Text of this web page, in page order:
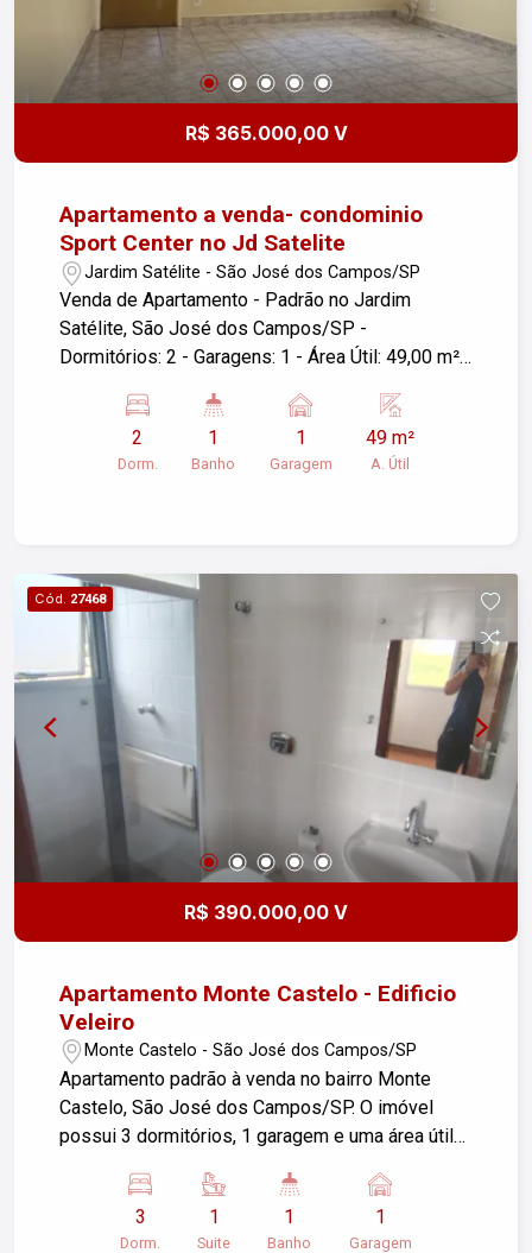
R$ 365.000,00 V
Apartamento a venda- condominio
Sport Center no Jd Satelite
Jardim Satélite - São José dos Campos/SP
Venda de Apartamento - Padrão no Jardim
Satélite, São José dos Campos/SP -
Dormitórios: 2 - Garagens: 1 - Área Útil: 49,00 m²
em uma localização privilegiada. O apartamento
conta com dois dormitórios, ideal para pequenas
famílias ou investidores. Com uma vaga de
2
Dorm.
1
Banho
1
Garagem
49 m²
A. Útil
Cód. 27468
R$ 390.000,00 V
Apartamento Monte Castelo - Edificio
Veleiro
Monte Castelo - São José dos Campos/SP
Apartamento padrão à venda no bairro Monte
Castelo, São José dos Campos/SP. O imóvel
possui 3 dormitórios, 1 garagem e uma área útil
contato para mais detalhes ou agendar uma
3
Dorm.
1
Suite
1
Banho
1
Garagem